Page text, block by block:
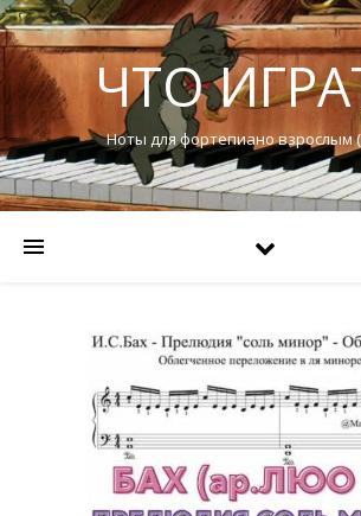
ЧТО
Ноты для фортепиано взрослым